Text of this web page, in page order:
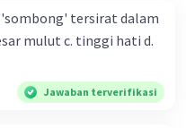
A. (1)-(2)-(3)-
tersirat dalam
Jawaban terverifikasi